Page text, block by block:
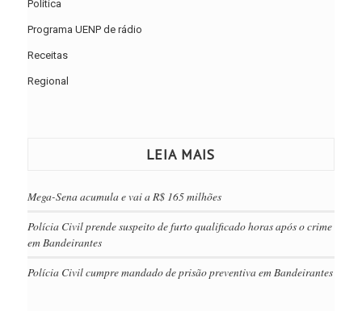
Política
Programa UENP de rádio
Receitas
Regional
LEIA MAIS
Mega-Sena acumula e vai a R$ 165 milhões
Polícia Civil prende suspeito de furto qualificado horas após o crime
em Bandeirantes
Polícia Civil cumpre mandado de prisão preventiva em Bandeirantes